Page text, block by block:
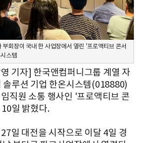
부회장이 국내 한 사업장에서 열린 '프로액티브 콘서
스템
기자] 한국앤컴퍼니그룹 계열 자
솔루션 기업 한온시스템(018880)
직원 소통 행사인 '프로액티브 콘
일 밝혔다.
일 대전을 시작으로 이달 4일 경